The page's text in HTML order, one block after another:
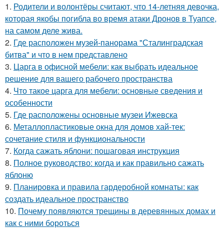
1. Родители и волонтёры считают, что 14-летняя девочка,
которая якобы погибла во время атаки Дронов в Туапсе,
на самом деле жива.
2. Где расположен музей-панорама "Сталинградская
битва" и что в нем представлено
3. Царга в офисной мебели: как выбрать идеальное
решение для вашего рабочего пространства
4. Что такое царга для мебели: основные сведения и
особенности
5. Где расположены основные музеи Ижевска
6. Металлопластиковые окна для домов хай-тек:
сочетание стиля и функциональности
7. Когда сажать яблони: пошаговая инструкция
8. Полное руководство: когда и как правильно сажать
яблоню
9. Планировка и правила гардеробной комнаты: как
создать идеальное пространство
10. Почему появляются трещины в деревянных домах и
как с ними бороться